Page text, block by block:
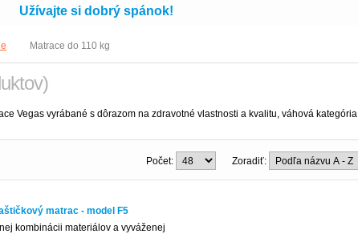
Užívajte si dobrý spánok!
Matrace do 110 kg
Vegas vyrábané s dôrazom na zdravotné vlastnosti a kvalitu, váhová
Zoradiť:
Počet:
matrac - model F5
kombinácii materiálov a vyváženej